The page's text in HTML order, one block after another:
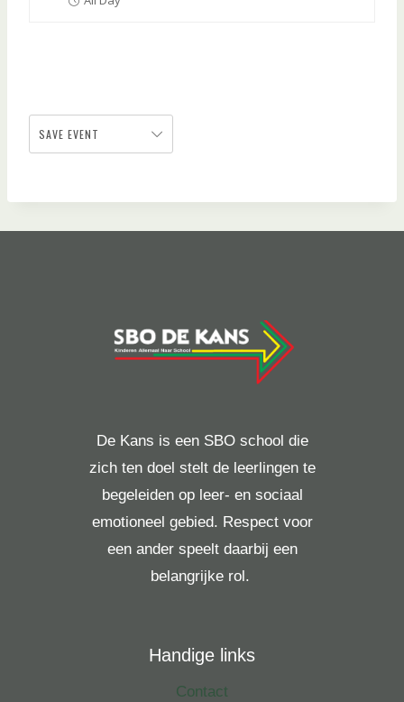
SAVE EVENT
De Kans is een SBO school die
zich ten doel stelt de leerlingen te
begeleiden op leer- en sociaal
emotioneel gebied. Respect voor
een ander speelt daarbij een
belangrijke rol.
Handige links
Contact